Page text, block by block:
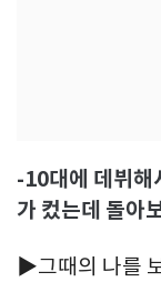
-10대에 데뷔해
가 컸는데 돌아
▶그때의 나를